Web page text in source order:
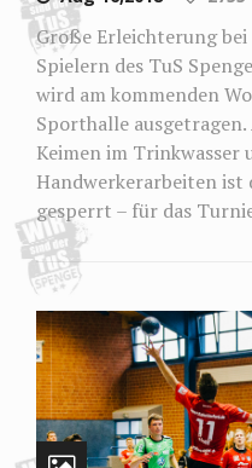
Große Erleichterung
Spielern des TuS
wird am kommenden
Sporthalle
Keimen im Trinkwasser
Handwerkerarbeiten ist
gesperrt – für das